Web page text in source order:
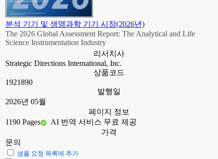
분석 기기 및 생명과학 기기 시장(2026년)
The 2026 Global Assessment Report: The Analytical and Life
Science Instrumentation Industry
리서치사
Strategic Directions International, Inc.
상품코드
1921890
발행일
2026년 05월
페이지 정보
1190 Pages
AI 번역 서비스 무료 제공
가격
문의
샘플 요청 목록에 추가